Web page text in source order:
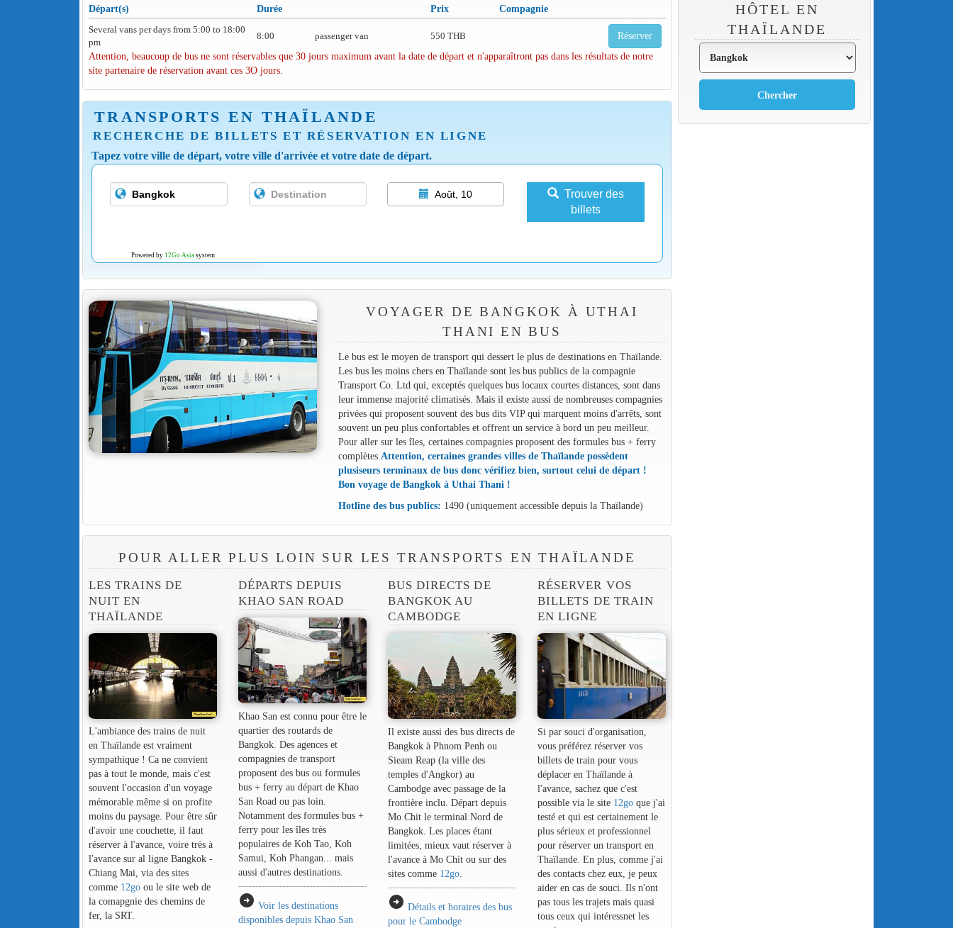
Départ(s)
Durée Prix Compagnie
Several vans per days from 5:00 to 18:00
pm
8:00 passenger van 550 THB Réserver
Attention, beaucoup de bus ne sont réservables que 30 jours maximum avant la date de départ et n'apparaîtront pas dans les résultats de notre
site partenaire de réservation avant ces 3O jours.
TRANSPORTS EN THAÏLANDE
RECHERCHE DE BILLETS ET RÉSERVATION EN LIGNE
Tapez votre ville de départ, votre ville d'arrivée et votre date de départ.
Août, 10
Trouver des
billets
Powered by 12Go Asia system
VOYAGER DE BANGKOK À UTHAI
THANI EN BUS
Le bus est le moyen de transport qui dessert le plus de destinations en Thaïlande.
Les bus les moins chers en Thaïlande sont les bus publics de la compagnie
Transport Co. Ltd qui, exceptés quelques bus locaux courtes distances, sont dans
leur immense majorité climatisés. Mais il existe aussi de nombreuses compagnies
privées qui proposent souvent des bus dits VIP qui marquent moins d'arrêts, sont
souvent un peu plus confortables et offrent un service à bord un peu meilleur.
Pour aller sur les îles, certaines compagnies proposent des formules bus + ferry
complètes. Attention, certaines grandes villes de Thaïlande possèdent
plusiseurs terminaux de bus donc vérifiez bien, surtout celui de départ !
Bon voyage de Bangkok à Uthai Thani !
Hotline des bus publics: 1490 (uniquement accessible depuis la Thaïlande)
POUR ALLER PLUS LOIN SUR LES TRANSPORTS EN THAÏLANDE
LES TRAINS DE
NUIT EN
THAÏLANDE
L'ambiance des trains de nuit
en Thaïlande est vraiment
sympathique ! Ca ne convient
pas à tout le monde, mais c'est
souvent l'occasion d'un voyage
mémorable même si on profite
moins du paysage. Pour être sûr
d'avoir une couchette, il faut
réserver à l'avance, voire très à
l'avance sur al ligne Bangkok -
Chiang Mai, via des sites
comme 12goou le site web de
la comapgnie des chemins de
fer, la SRT.
DÉPARTS DEPUIS
KHAO SAN ROAD
Khao San est connu pour être le
quartier des routards de
Bangkok. Des agences et
compagnies de transport
proposent des bus ou formules
bus + ferry au départ de Khao
San Road ou pas loin.
Notamment des formules bus +
ferry pour les îles très
populaires de Koh Tao, Koh
Samui, Koh Phangan... mais
aussi d'autres destinations.
arrow_circle_right Voir les destinations
disponibles depuis Khao San
BUS DIRECTS DE
BANGKOK AU
CAMBODGE
Il existe aussi des bus directs de
Bangkok à Phnom Penh ou
Sieam Reap (la ville des
temples d'Angkor) au
Cambodge avec passage de la
frontière inclu. Départ depuis
Mo Chit le terminal Nord de
Bangkok. Les places étant
limitées, mieux vaut réserver à
l'avance à Mo Chit ou sur des
sites comme 12go.
arrow_circle_right Détails et horaires des bus
pour le Cambodge
RÉSERVER VOS
BILLETS DE TRAIN
EN LIGNE
Si par souci d'organisation,
vous préférez réserver vos
billets de train pour vous
déplacer en Thaïlande à
l'avance, sachez que c'est
possible via le site 12go que j'ai
testé et qui est certainement le
plus sérieux et professionnel
pour réserver un transport en
Thaïlande. En plus, comme j'ai
des contacts chez eux, je peux
aider en cas de souci. Ils n'ont
pas tous les trajets mais quasi
tous ceux qui intéressnet les
HÔTEL EN
THAÏLANDE